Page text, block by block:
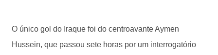
O único gol do Iraque foi do centroavante Aymen
Hussein, que passou sete horas por um interrogatório